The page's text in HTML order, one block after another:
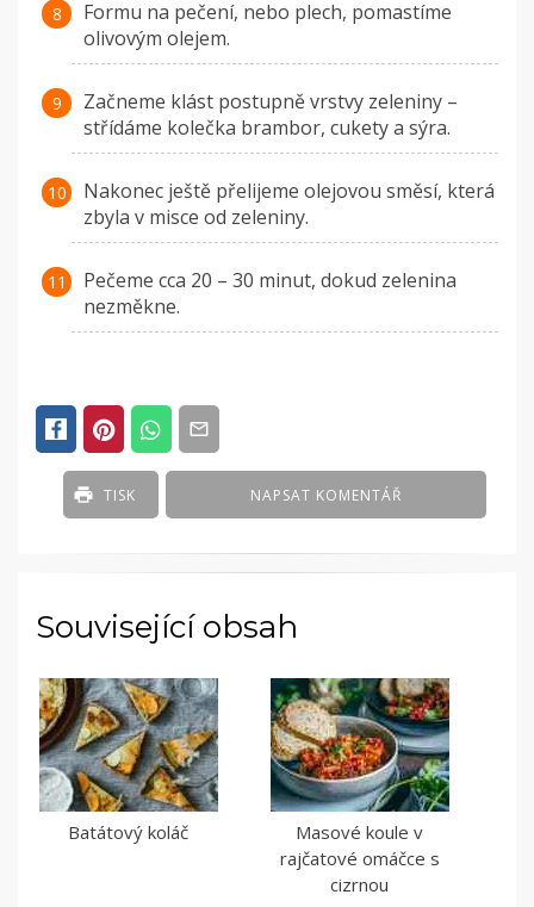
Formu na pečení, nebo plech, pomastíme
olivovým olejem.
Začneme klást postupně vrstvy zeleniny –
střídáme kolečka brambor, cukety a sýra.
Nakonec ještě přelijeme olejovou směsí, která
zbyla v misce od zeleniny.
Pečeme cca 20 – 30 minut, dokud zelenina
nezměkne.
NAPSAT KOMENTÁŘ
TISK
Související obsah
Batátový koláč
Masové koule v
rajčatové omáčce s
cizrnou